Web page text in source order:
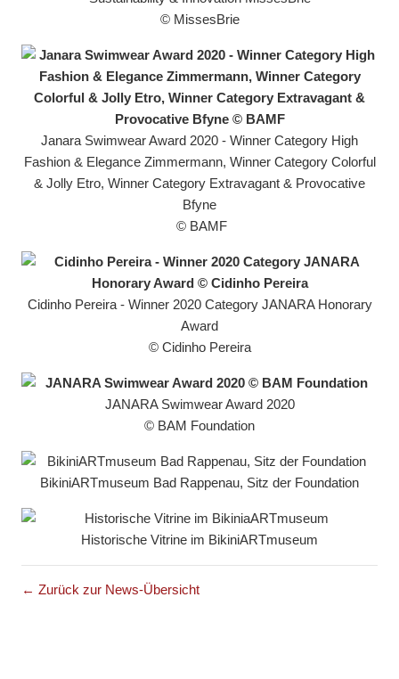
© MissesBrie
Janara Swimwear Award 2020 - Winner Category High
Fashion & Elegance Zimmermann, Winner Category Colorful
& Jolly Etro, Winner Category Extravagant & Provocative
Bfyne
© BAMF
Cidinho Pereira - Winner 2020 Category JANARA Honorary
Award
© Cidinho Pereira
JANARA Swimwear Award 2020
© BAM Foundation
BikiniARTmuseum Bad Rappenau, Sitz der Foundation
Historische Vitrine im BikiniARTmuseum
← Zurück zur News-Übersicht